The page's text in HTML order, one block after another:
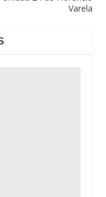
Varela